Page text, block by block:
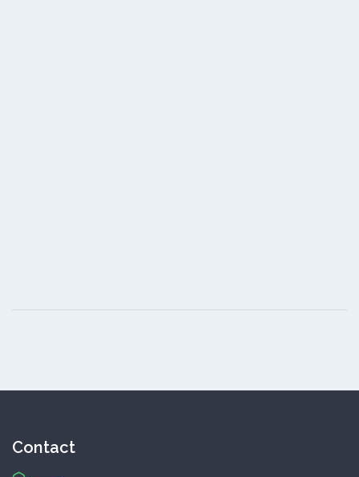
Contact